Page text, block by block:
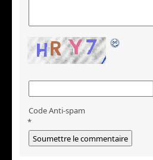
Code Anti-spam
*